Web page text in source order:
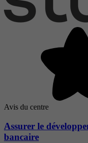
Avis du centre
Assurer le
bancaire